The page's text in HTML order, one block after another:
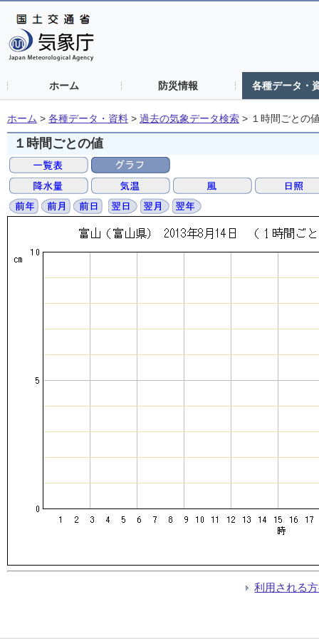
ホーム 防災情報 各種データ・
ホーム > 各種データ・資料 > 過去の気象データ検索 > １時間ごとの
１時間ごとの値
利用される